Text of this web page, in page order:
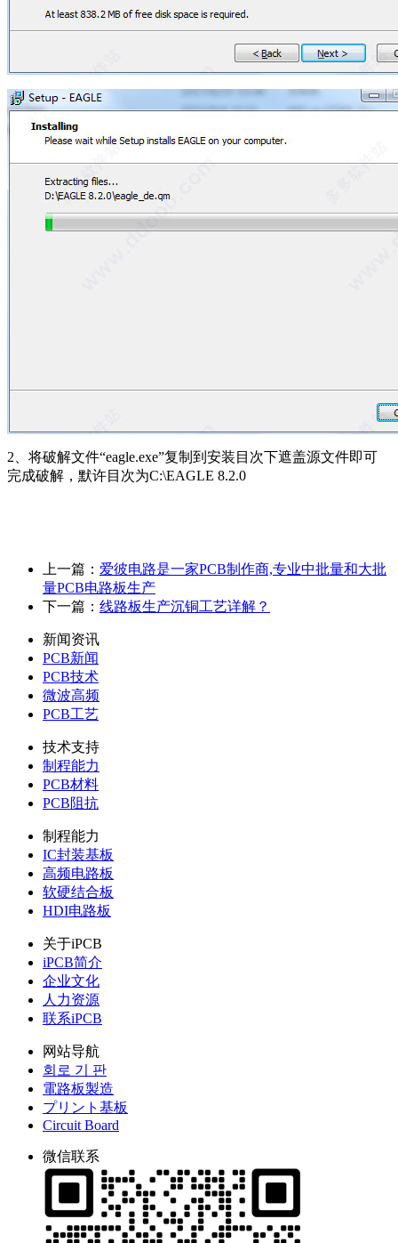
2、将破解文件“eagle.exe”复制到安装目次下遮盖源文件即可
完成破解，默许目次为C:\EAGLE 8.2.0
上一篇： 爱彼电路是一家PCB制作商,专业中批量和大批
量PCB电路板生产
下一篇： 线路板生产沉铜工艺详解？
新闻资讯
PCB新闻
PCB技术
微波高频
PCB工艺
技术支持
制程能力
PCB材料
PCB阻抗
制程能力
IC封装基板
高频电路板
软硬结合板
HDI电路板
关于iPCB
iPCB简介
企业文化
人力资源
联系iPCB
网站导航
회로 기 판
電路板製造
プリント基板
Circuit Board
微信联系